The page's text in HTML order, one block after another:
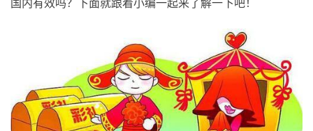
国内有效吗？下面就跟着小编一起来了解一下吧！